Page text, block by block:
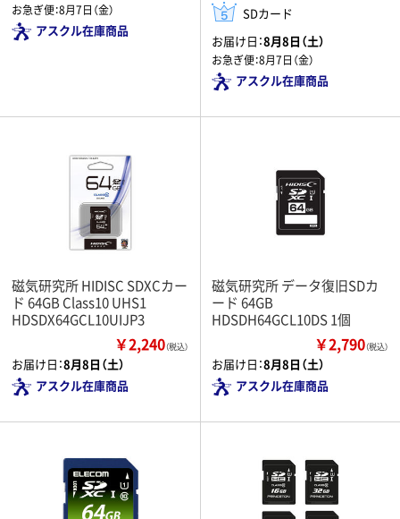
お急ぎ便：8月7日（金）
アスクル在庫商品
SDカード
お届け日：8月8日（土）
お急ぎ便：8月7日（金）
アスクル在庫商品
磁気研究所 HIDISC SDXCカー
ド 64GB Class10 UHS1
HDSDX64GCL10UIJP3
￥2,240（税込）
お届け日：8月8日（土）
アスクル在庫商品
磁気研究所 データ復旧SDカ
ード 64GB
HDSDH64GCL10DS 1個
￥2,790（税込）
お届け日：8月8日（土）
アスクル在庫商品